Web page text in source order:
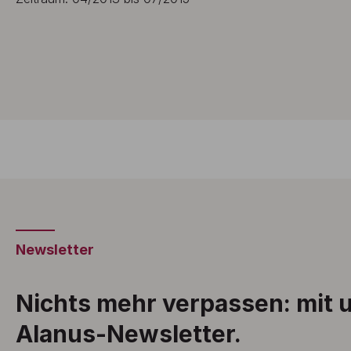
Newsletter
Nichts mehr verpassen: mit
Alanus-Newsletter.